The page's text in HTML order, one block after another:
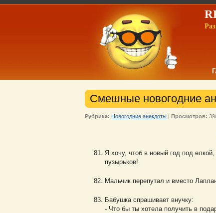
Смешные новогодние
Рубрика: Новогодние анекдоты | Просмотров:
Я хочу, чтоб в новый год под
пузырьков!
Мальчик перепутал и вместо
Бабушка спрашивает внучку:
- Что бы ты хотела получить в